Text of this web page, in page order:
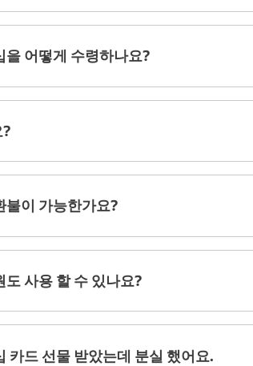
을 어떻게 수령하나요?
불이 가능한가요?
사용 할 수 있나요?
카드 선물 받았는데 분실 했어요.